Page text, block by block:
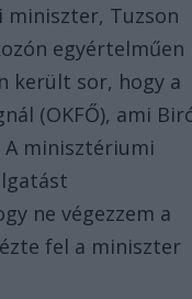
miniszter, Tuzson
egyértelműen
került sor, hogy a
(OKFŐ), ami
minisztériumi
ne végezzem a
fel a miniszter